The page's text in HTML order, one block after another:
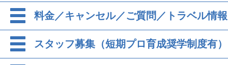
料金／キャンセル／ご質問／トラベル情報
スタッフ募集（短期プロ育成奨学制度有）